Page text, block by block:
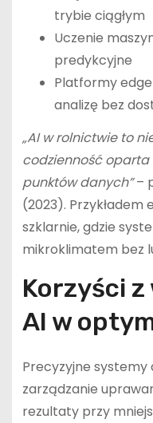
trybie ciągłym
Uczenie
predykcyjne
Platformy
analizę bez
„AI w rolnictwie to
codzienność
punktów danych”–
(2023). Przykładem
szklarnie, gdzie
mikroklimatem bez
Korzyści
AI w
Precyzyjne
zarządzanie
rezultaty przy